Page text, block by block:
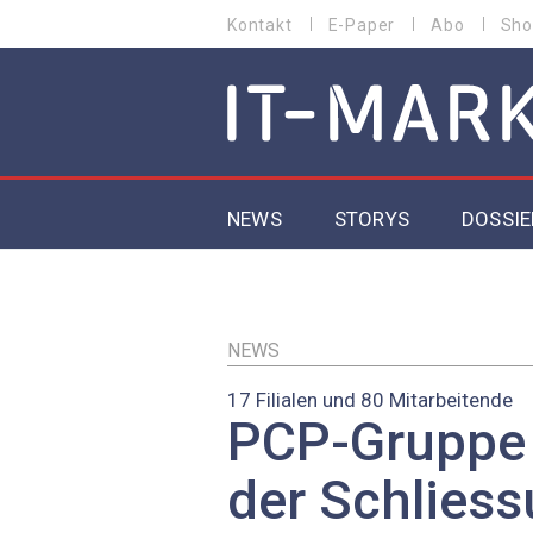
zum
MENU
Kontakt E-Paper Abo
MAIN NAVIGATION
NEWS STORYS
EU-
NEWS
17 Filialen und 80 Mitarbeitende
PCP-
der